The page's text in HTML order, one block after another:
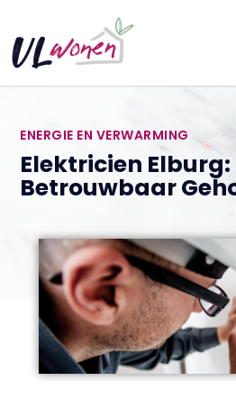
ENERGIE EN VERWARMING
Elektricien Elburg:
Betrouwbaar